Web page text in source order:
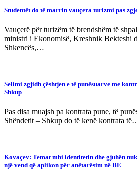
Studentët do të marrin vauçera turizmi pas
Vauçerë për turizëm të brendshëm të
ministri i Ekonomisë, Kreshnik Bekteshi
Shkencës,…
Selimi zgjidh çështjen e të punësuarve me
Shkup
Pas disa muajsh pa kontrata pune, të
Shëndetit – Shkup do të kenë kontrata
Kovaçev: Temat mbi identitetin dhe gjuhën
një vend që aplikon për anëtarësim në BE